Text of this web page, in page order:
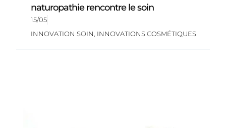
naturopathie rencontre le soin
15/05
INNOVATION SOIN, INNOVATIONS COSMÉTIQUES